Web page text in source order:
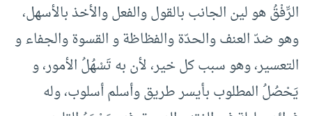
الرِّفْقُ هو لين الجانب بالقول والفعل والأخذ بالأسهل،
وهو ضدّ العنف والحدّة والفظاظة و القسوة والجفاء و
التعسير، وهو سبب كل خير، لأن به تَسْهُلُ الأمور، و
يَحْصُلُ المطلوب بأيسر طريق وأسلم أسلوب، وله